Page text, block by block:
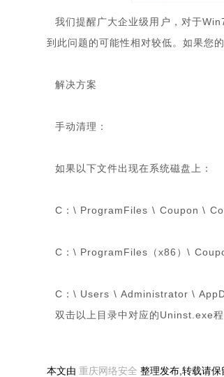
我们提醒广大企业级用户，对于
到此问题的可能性相对较低。如果您
解决方案
手动清理：
如果以下文件出现在系统磁盘上：
C：\ ProgramFiles \ Coupon \
C：\ ProgramFiles（x86）\
C：\ Users \ Administrator \
双击以上目录中对应的Uninst.exe
本文由重庆网络安全 整理发布,转载请保